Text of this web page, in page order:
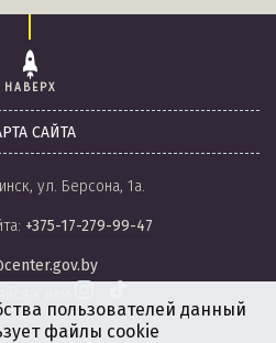
НАВЕРХ
САЙТА
ул. Берсона, 1а.
+375-17-279-99-47
пользователей данный
файлы cookie